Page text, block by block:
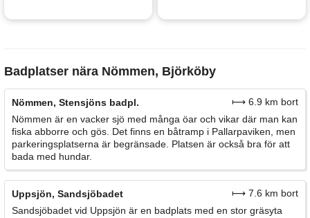
Badplatser nära Nömmen, Björköby
Nömmen, Stensjöns badpl.
⟼ 6.9 km bort
Nömmen är en vacker sjö med många öar och vikar där man kan
fiska abborre och gös. Det finns en båtramp i Pallarpaviken, men
parkeringsplatserna är begränsade. Platsen är också bra för att
bada med hundar.
Uppsjön, Sandsjöbadet
⟼ 7.6 km bort
Sandsjöbadet vid Uppsjön är en badplats med en stor gräsyta